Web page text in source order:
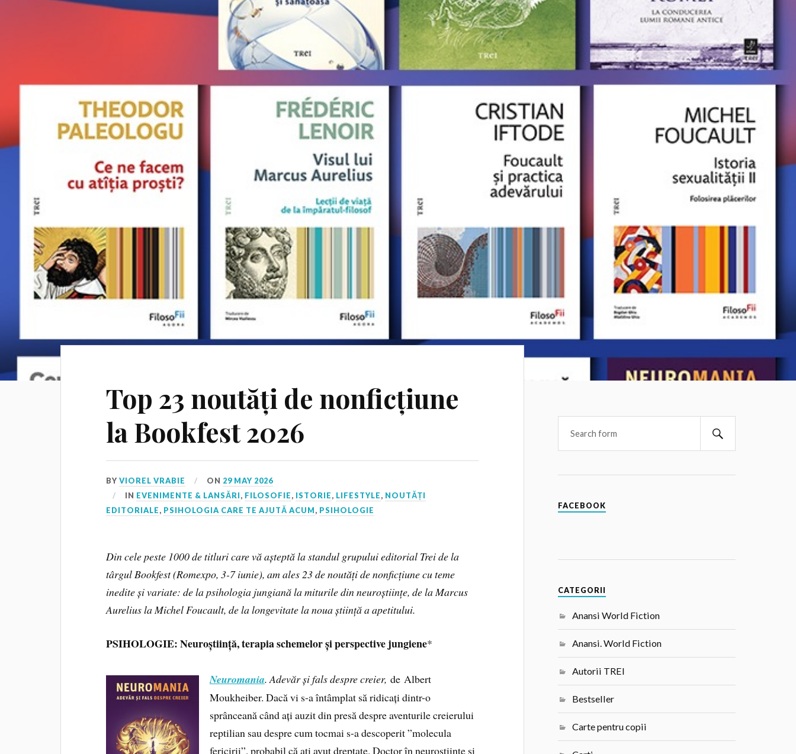
Top 23 noutăți de nonficțiune
la Bookfest 2026
BYVIOREL VRABIE ON 29 MAY 2026
IN EVENIMENTE & LANSĂRI, FILOSOFIE, ISTORIE, LIFESTYLE, NOUTĂȚI
EDITORIALE, PSIHOLOGIA CARE TE AJUTĂ ACUM, PSIHOLOGIE
Din cele peste 1000 de titluri care vă așteptă la standul grupului editorial Trei de la
târgul Bookfest (Romexpo, 3-7 iunie), am ales 23 de noutăți de nonficțiune cu teme
inedite și variate: de la psihologia jungiană la miturile din neuroștiințe, de la Marcus
Aurelius la Michel Foucault, de la longevitate la noua știință a apetitului.
PSIHOLOGIE: Neuroștiință, terapia schemelor și perspective jungiene*
Neuromania. Adevăr și fals despre creier, de Albert
Moukheiber. Dacă vi s-a întâmplat să ridicați dintr-o
sprânceană când ați auzit din presă despre aventurile creierului
reptilian sau despre cum tocmai s-a descoperit ”molecula
fericirii”, probabil că ați avut dreptate. Doctor în neuroștiințe și
FACEBOOK
CATEGORII
Anansi World Fiction
Anansi. World Fiction
Autorii TREI
Bestseller
Carte pentru copii